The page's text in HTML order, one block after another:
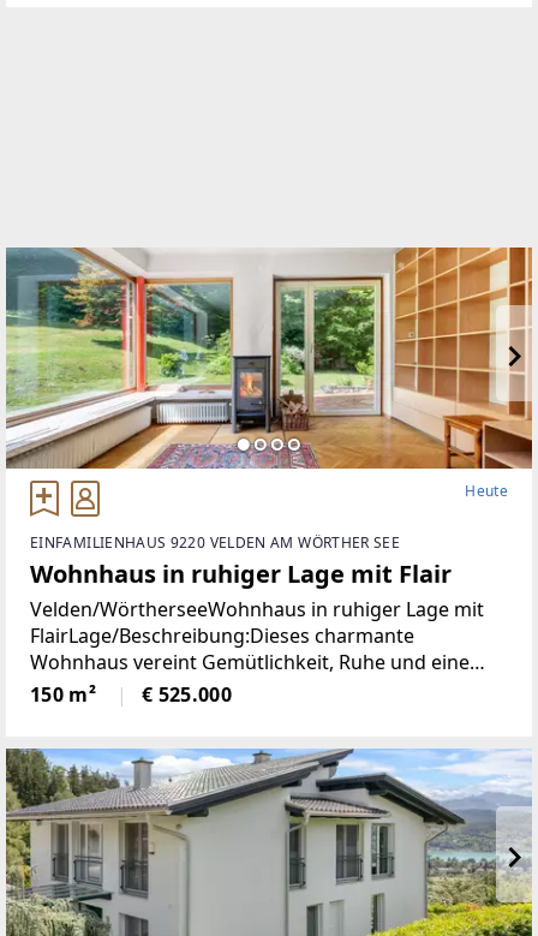
Heute
EINFAMILIENHAUS 9220 VELDEN AM WÖRTHER SEE
Wohnhaus in ruhiger Lage mit Flair
Velden/WörtherseeWohnhaus in ruhiger Lage mit
FlairLage/Beschreibung:Dieses charmante
Wohnhaus vereint Gemütlichkeit, Ruhe und eine
hohe Lebensqualität in unmittelbarer Nähe zum
Zentrum von Velden. Eingebettet in eine
150 m² € 525.000